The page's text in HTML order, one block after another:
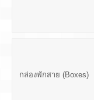
กล่องพักสาย (Boxes)